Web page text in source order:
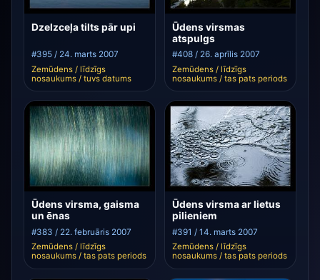
Dzelzceļa tilts pār upi
#395 / 24. marts 2007
Zemūdens / līdzīgs
nosaukums / tuvs datums
Ūdens virsmas
atspulgs
#408 / 26. aprīlis 2007
Zemūdens / līdzīgs
nosaukums / tas pats periods
Ūdens virsma, gaisma
un ēnas
#383 / 22. februāris 2007
Zemūdens / līdzīgs
nosaukums / tas pats periods
Ūdens virsma ar lietus
pilieniem
#391 / 14. marts 2007
Zemūdens / līdzīgs
nosaukums / tas pats periods